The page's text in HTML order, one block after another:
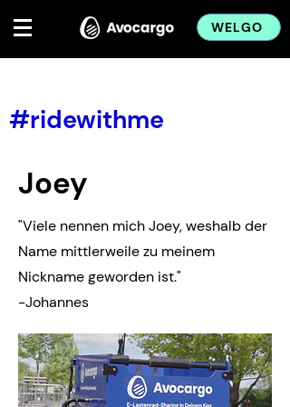
WELGO
#ridewithme
Joey
"Viele nennen mich Joey, weshalb der
Name mittlerweile zu meinem
Nickname geworden ist."
-Johannes